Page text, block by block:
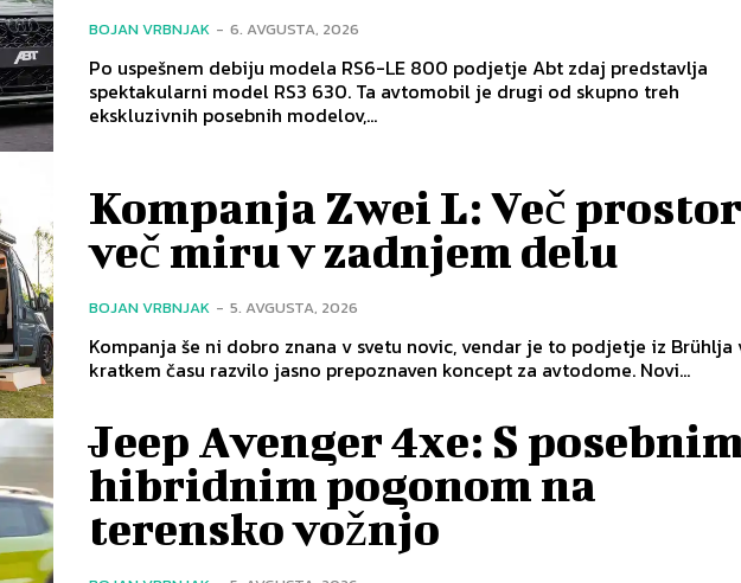
BOJAN VRBNJAK - 6. AVGUSTA, 2026
Po uspešnem debiju modela RS6-LE 800 podjetje Abt zdaj predstavlja
spektakularni model RS3 630. Ta avtomobil je drugi od skupno treh
ekskluzivnih posebnih modelov,...
Kompanja Zwei L: Več
več miru v zadnjem delu
BOJAN VRBNJAK - 5. AVGUSTA, 2026
Kompanja še ni dobro znana v svetu novic, vendar je to podjetje iz Brühlja
kratkem času razvilo jasno prepoznaven koncept za avtodome. Novi...
Jeep Avenger 4xe: S
hibridnim pogonom na
terensko vožnjo